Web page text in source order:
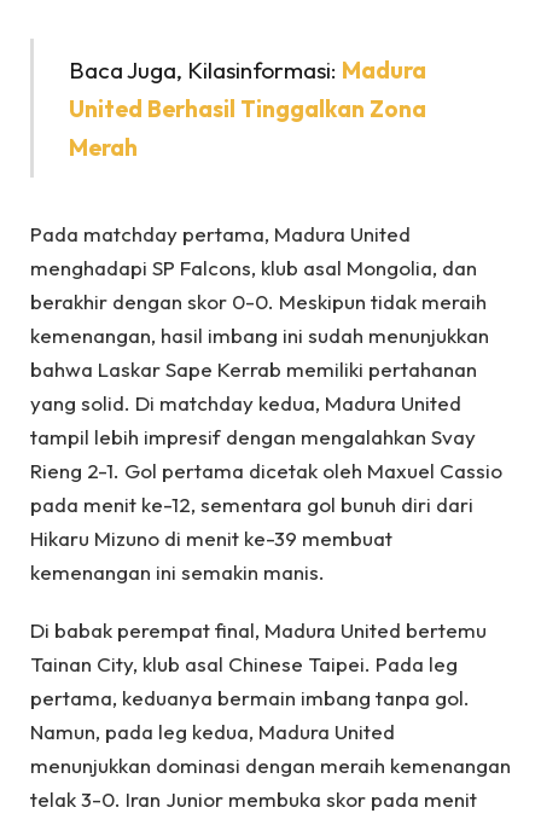
Baca Juga, Kilasinformasi: Madura
United Berhasil Tinggalkan Zona
Merah
Pada matchday pertama, Madura United
menghadapi SP Falcons, klub asal Mongolia, dan
berakhir dengan skor 0-0. Meskipun tidak meraih
kemenangan, hasil imbang ini sudah menunjukkan
bahwa Laskar Sape Kerrab memiliki pertahanan
yang solid. Di matchday kedua, Madura United
tampil lebih impresif dengan mengalahkan Svay
Rieng 2-1. Gol pertama dicetak oleh Maxuel Cassio
pada menit ke-12, sementara gol bunuh diri dari
Hikaru Mizuno di menit ke-39 membuat
kemenangan ini semakin manis.
Di babak perempat final, Madura United bertemu
Tainan City, klub asal Chinese Taipei. Pada leg
pertama, keduanya bermain imbang tanpa gol.
Namun, pada leg kedua, Madura United
menunjukkan dominasi dengan meraih kemenangan
telak 3-0. Iran Junior membuka skor pada menit